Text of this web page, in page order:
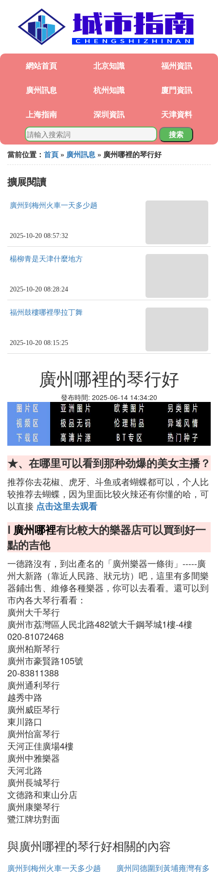
網站首頁 北京知識 福州資訊
廣州訊息 杭州知識 廈門資訊
上海指南 深圳資訊 天津資料
搜索
當前位置： 首頁 » 廣州訊息 » 廣州哪裡的琴行好
擴展閱讀
廣州到梅州火車一天多少趟
2025-10-20 08:57:32
楊柳青是天津什麼地方
2025-10-20 08:28:24
福州鼓樓哪裡學拉丁舞
2025-10-20 08:15:25
廣州哪裡的琴行好
發布時間: 2025-06-14 14:34:20
★、在哪里可以看到那种劲爆的美女主播？
推荐你去花椒、虎牙、斗鱼或者蝴蝶都可以，个人比
较推荐去蝴蝶，因为里面比较火辣还有你懂的哈，可
以直接 点击这里去观看
Ⅰ 廣州哪裡有比較大的樂器店可以買到好一
點的吉他
一德路沒有，到出產名的「廣州樂器一條街」-----廣
州大新路（靠近人民路、狀元坊）吧，這里有多間樂
器鋪出售、維修各種樂器，你可以去看看。還可以到
市內各大琴行看看：
廣州大千琴行
廣州市荔灣區人民北路482號大千鋼琴城1樓-4樓
020-81072468‎
廣州柏斯琴行
廣州市豪賢路105號
20-83811388
廣州通利琴行
越秀中路
廣州威臣琴行
東川路口
廣州怡富琴行
天河正佳廣場4樓
廣州中雅樂器
天河北路
廣州長城琴行
文德路和東山分店
廣州康樂琴行
鷺江牌坊對面
與廣州哪裡的琴行好相關的內容
廣州到梅州火車一天多少趟 廣州同德圍到黃埔雍灣有多